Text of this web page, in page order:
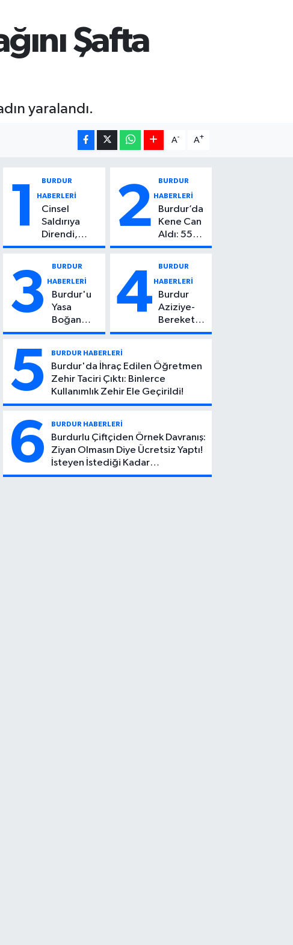
Şafta
yaralandı.
A- A+
1 BURDUR
HABERLERİ
Cinsel
Saldırıya
Direndi,
Başından
Çocuktan
Kötü Haber!
2 BURDUR
HABERLERİ
Burdur’da
Kene Can
Aldı: 55
Yaşındaki
Kaybetti
3 BURDUR
HABERLERİ
Burdur'u
Yasa
Boğan
Ölüm:
Can Atıcı
Genç
Yaşta
Yaşamını
Yitirdi
4 BURDUR
HABERLERİ
Burdur
Aziziye-
Bereket
Köyü
Feci Kaza:
1 Ölü, 2
Yaralı
5 BURDUR HABERLERİ
Burdur'da İhraç Edilen Öğretmen
Zehir Taciri Çıktı: Binlerce
Kullanımlık Zehir Ele Geçirildi!
6 BURDUR HABERLERİ
Burdurlu Çiftçiden Örnek Davranış:
Ziyan Olmasın Diye Ücretsiz Yaptı!
İsteyen İstediği Kadar
Toplayabilecek